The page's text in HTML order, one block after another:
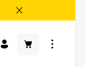
položky v seznamu přání
Nákupní košík